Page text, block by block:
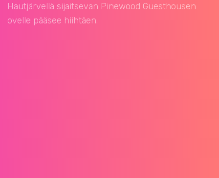
Hautjärvellä sijaitsevan Pinewood Guesthousen
ovelle pääsee hiihtäen.